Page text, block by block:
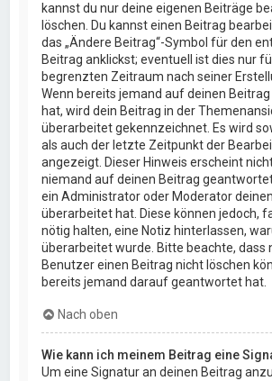
kannst du nur deine eigenen Beiträge
löschen. Du kannst einen Beitrag
das „Ändere Beitrag“-Symbol für den
Beitrag anklickst; eventuell ist dies nur
begrenzten Zeitraum nach seiner
Wenn bereits jemand auf deinen
hat, wird dein Beitrag in der
überarbeitet gekennzeichnet. Es wird
als auch der letzte Zeitpunkt der
angezeigt. Dieser Hinweis erscheint
niemand auf deinen Beitrag
ein Administrator oder Moderator
überarbeitet hat. Diese können jedoch,
nötig halten, eine Notiz hinterlassen,
überarbeitet wurde. Bitte beachte, dass
Benutzer einen Beitrag nicht löschen
bereits jemand darauf geantwortet hat.
Nach oben
Wie kann ich meinem Beitrag eine
Um eine Signatur an deinen Beitrag